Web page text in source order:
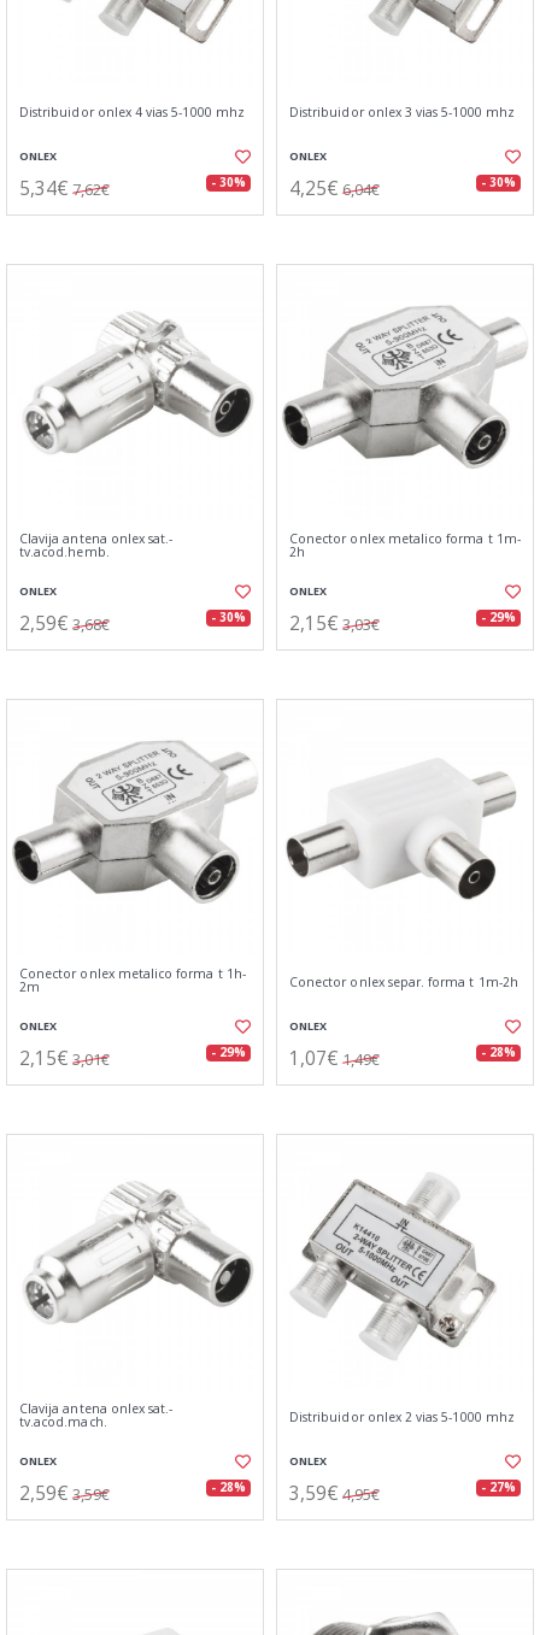
Distribuidor onlex 4 vias 5-1000 mhz
ONLEX
5,34€ 7,62€ - 30%
Distribuidor onlex 3 vias 5-1000 mhz
ONLEX
4,25€ 6,04€ - 30%
Clavija antena onlex sat.-
tv.acod.hemb.
ONLEX
2,59€ 3,68€ - 30%
Conector onlex metalico forma t 1m-
2h
ONLEX
2,15€ 3,03€ - 29%
Conector onlex metalico forma t 1h-
2m
ONLEX
2,15€ 3,01€ - 29%
Conector onlex separ. forma t 1m-2h
ONLEX
1,07€ 1,49€ - 28%
Clavija antena onlex sat.-
tv.acod.mach.
ONLEX
2,59€ 3,59€ - 28%
Distribuidor onlex 2 vias 5-1000 mhz
ONLEX
3,59€ 4,95€ - 27%